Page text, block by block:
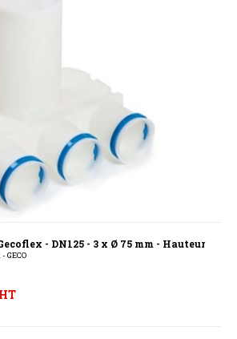
- DN125 - 3 x Ø 75 mm - Hauteur
GECO